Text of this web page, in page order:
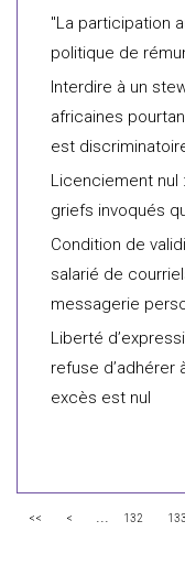
"La participation
politique de
Interdire à un
africaines
est
Licenciement nul
griefs invoqués
Condition de
salarié de
messagerie
Liberté
refuse d’adhérer
excès est nul
<< < ... 132 133